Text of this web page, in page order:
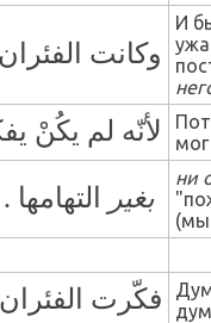
وكانت
И
لأنّه لم يكُنْ
بغير التهامها .
ни
فكّرت